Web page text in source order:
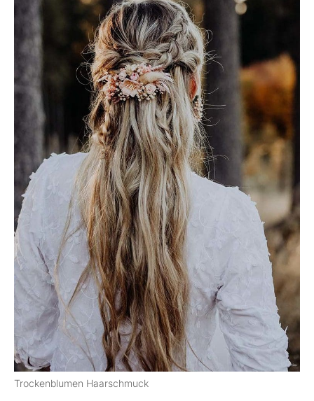
Trockenblumen Haarschmuck